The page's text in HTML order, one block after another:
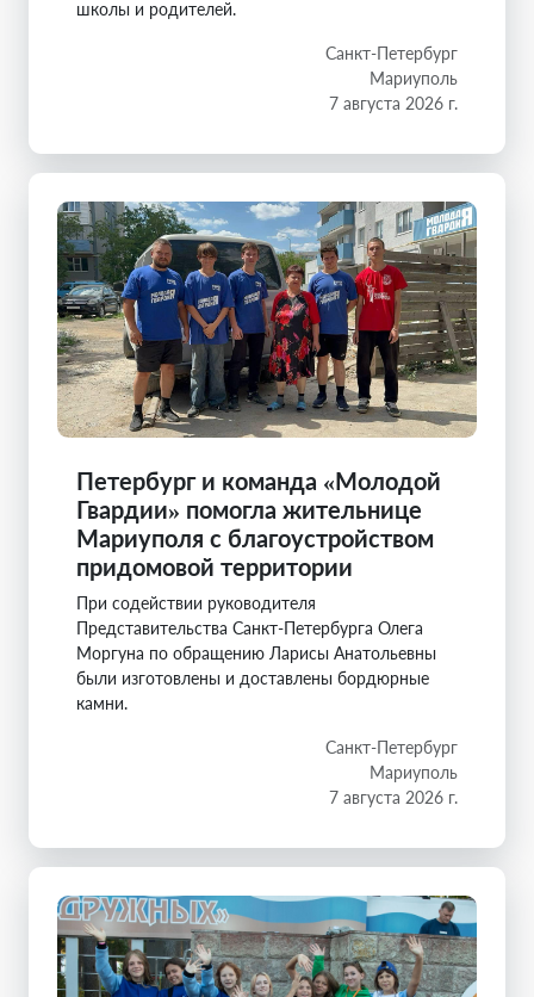
школы и родителей.
Санкт-Петербург
Мариуполь
7 августа 2026 г.
Петербург и команда «Молодой
Гвардии» помогла жительнице
Мариуполя с благоустройством
придомовой территории
При содействии руководителя
Представительства Санкт-Петербурга Олега
Моргуна по обращению Ларисы Анатольевны
были изготовлены и доставлены бордюрные
камни.
Санкт-Петербург
Мариуполь
7 августа 2026 г.